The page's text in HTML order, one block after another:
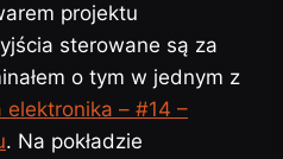
projektu
sterowane są za
o tym w jednym z
elektronika – #14 –
. Na pokładzie